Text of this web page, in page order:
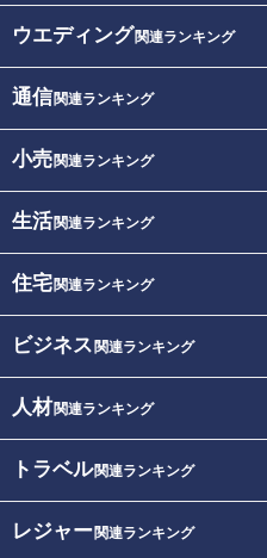
ウエディング関連ランキング
通信関連ランキング
小売関連ランキング
生活関連ランキング
住宅関連ランキング
ビジネス 関連ランキング
人材関連ランキング
トラベル関連ランキング
レジャー関連ランキング